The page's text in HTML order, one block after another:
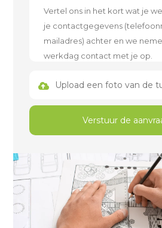
Upload een foto van de
Verstuur de